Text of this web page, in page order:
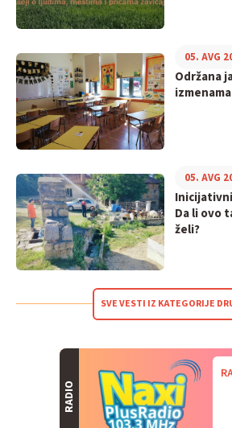
Održana
05. AVG
Da li ovo
želi?
05. AVG
SVE VESTI IZ KATEGORIJE
RADIO